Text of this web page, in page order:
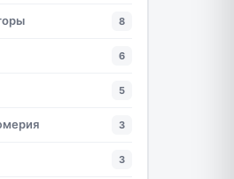
8
6
5
3
3